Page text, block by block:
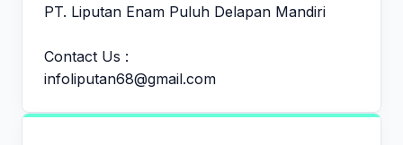
PT. Liputan Enam Puluh Delapan Mandiri
Contact Us :
infoliputan68@gmail.com